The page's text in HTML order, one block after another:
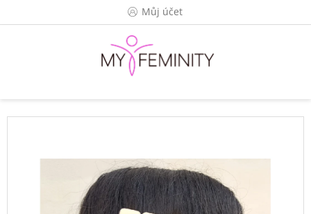
Můj účet